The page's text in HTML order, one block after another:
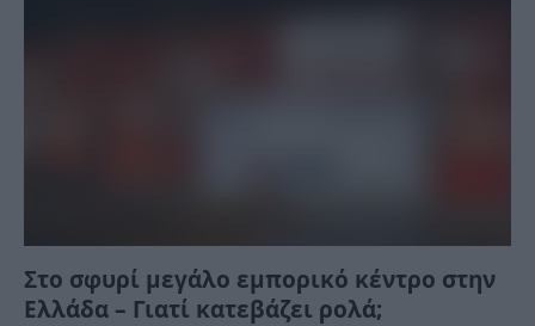
Στο σφυρί μεγάλο εμπορικό κέντρο στην
Ελλάδα – Γιατί κατεβάζει ρολά;